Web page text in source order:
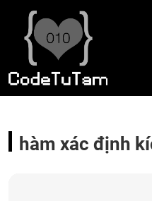
hàm xác định